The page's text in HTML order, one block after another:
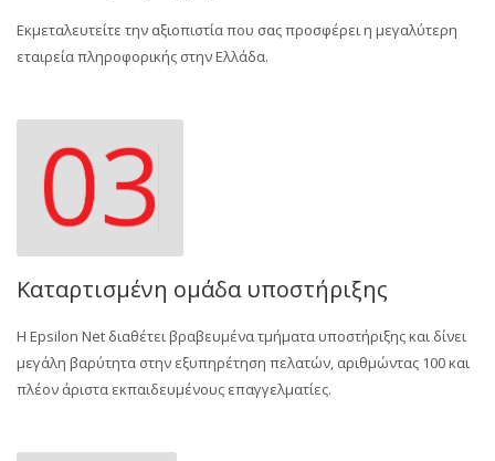
Εκμεταλευτείτε την αξιοπιστία που σας προσφέρει η μεγαλύτερη
εταιρεία πληροφορικής στην Ελλάδα.
Καταρτισμένη ομάδα υποστήριξης
Η Epsilon Net διαθέτει βραβευμένα τμήματα υποστήριξης και δίνει
μεγάλη βαρύτητα στην εξυπηρέτηση πελατών, αριθμώντας 100 και
πλέον άριστα εκπαιδευμένους επαγγελματίες.